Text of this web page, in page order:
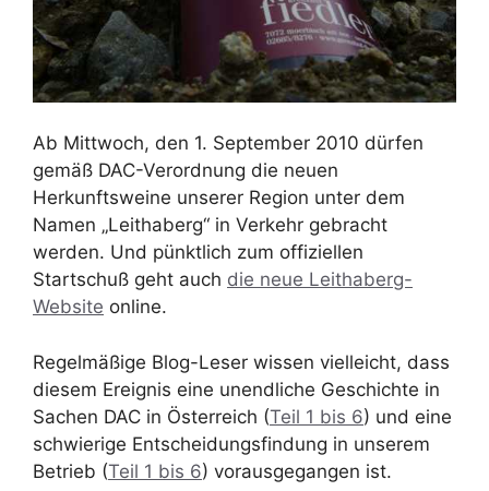
Ab Mittwoch, den 1. September 2010 dürfen
gemäß DAC-Verordnung die neuen
Herkunftsweine unserer Region unter dem
Namen „Leithaberg“ in Verkehr gebracht
werden. Und pünktlich zum offiziellen
Startschuß geht auch die neue Leithaberg-
Website online.
Regelmäßige Blog-Leser wissen vielleicht, dass
diesem Ereignis eine unendliche Geschichte in
Sachen DAC in Österreich (Teil 1 bis 6) und eine
schwierige Entscheidungsfindung in unserem
Betrieb (Teil 1 bis 6) vorausgegangen ist.